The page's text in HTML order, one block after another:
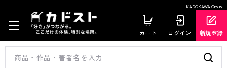
KADOKAWA Group
カート ログイン 新規登録